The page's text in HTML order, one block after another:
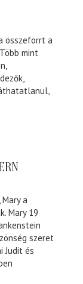
összeforrt a
mint
a
Mary 19
szeret
Judit és